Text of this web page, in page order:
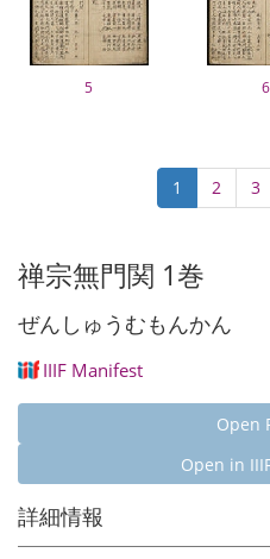
5 6
Current
page
1 Page
2 3
禅宗無門関 1巻
ぜんしゅうむもんかん
IIIF Manifest
Open
Open in
詳細情報